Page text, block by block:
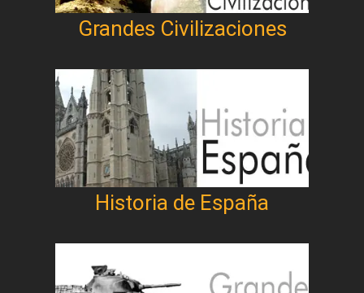
Grandes Civilizaciones
Historia de España